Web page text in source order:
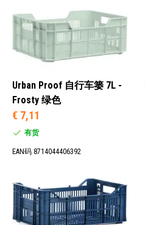
Urban Proof 自行车篓 7L -
Frosty 绿色
€ 7,11
有货
EAN码 8714044406392